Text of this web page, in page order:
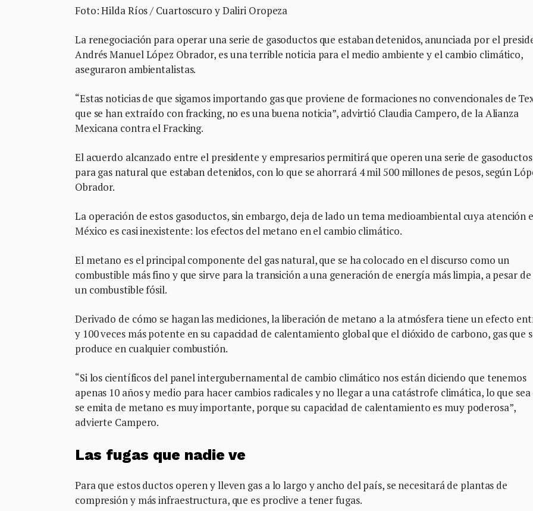
Foto: Hilda Ríos / Cuartoscuro y Daliri Oropeza
La renegociación para operar una serie de gasoductos que estaban detenidos, anunciada por el
Andrés Manuel López Obrador, es una terrible noticia para el medio ambiente y el cambio climático,
aseguraron ambientalistas.
“Estas noticias de que sigamos importando gas que proviene de formaciones no convencionales de
que se han extraído con fracking, no es una buena noticia”, advirtió Claudia Campero, de la Alianza
Mexicana contra el Fracking.
El acuerdo alcanzado entre el presidente y empresarios permitirá que operen una serie de gasoductos
para gas natural que estaban detenidos, con lo que se ahorrará 4 mil 500 millones de pesos, según
Obrador.
La operación de estos gasoductos, sin embargo, deja de lado un tema medioambiental cuya atención
México es casi inexistente: los efectos del metano en el cambio climático.
El metano es el principal componente del gas natural, que se ha colocado en el discurso como un
combustible más fino y que sirve para la transición a una generación de energía más limpia, a pesar de
un combustible fósil.
Derivado de cómo se hagan las mediciones, la liberación de metano a la atmósfera tiene un efecto
y 100 veces más potente en su capacidad de calentamiento global que el dióxido de carbono, gas que
produce en cualquier combustión.
“Si los científicos del panel intergubernamental de cambio climático nos están diciendo que tenemos
apenas 10 años y medio para hacer cambios radicales y no llegar a una catástrofe climática, lo que sea
se emita de metano es muy importante, porque su capacidad de calentamiento es muy poderosa”,
advierte Campero.
Las fugas que nadie ve
Para que estos ductos operen y lleven gas a lo largo y ancho del país, se necesitará de plantas de
compresión y más infraestructura, que es proclive a tener fugas.